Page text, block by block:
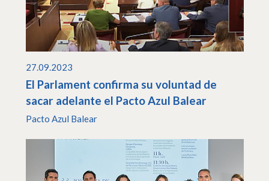
27.09.2023
El Parlament confirma su voluntad de
sacar adelante el Pacto Azul Balear
Pacto Azul Balear